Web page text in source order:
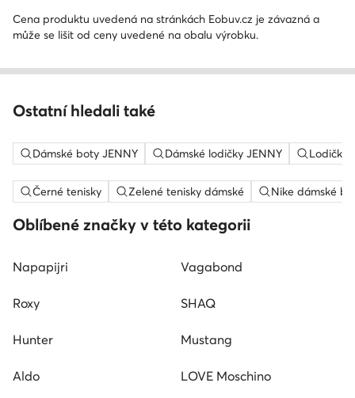
Cena produktu uvedená na stránkách Eobuv.cz je závazná a
může se lišit od ceny uvedené na obalu výrobku.
Ostatní hledali také
Dámské boty JENNY Dámské lodičky JENNY Lodičky
Černé tenisky Zelené tenisky dámské Nike dámské
Oblíbené značky v této kategorii
Napapijri Vagabond
Roxy SHAQ
Hunter Mustang
Aldo LOVE Moschino